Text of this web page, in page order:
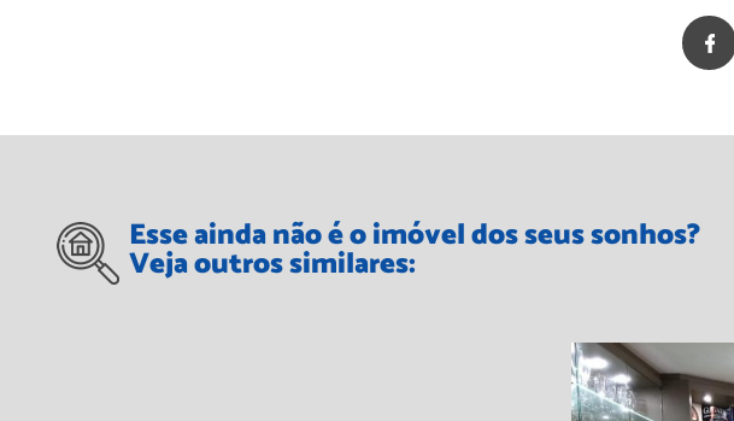
Esse ainda não é o imóvel dos seus sonhos?
Veja outros similares: